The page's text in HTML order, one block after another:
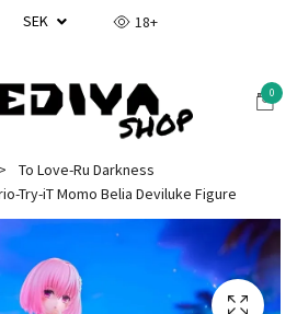
SEK 18+
0
To Love-Ru Darkness
Try-iT Momo Belia Deviluke Figure